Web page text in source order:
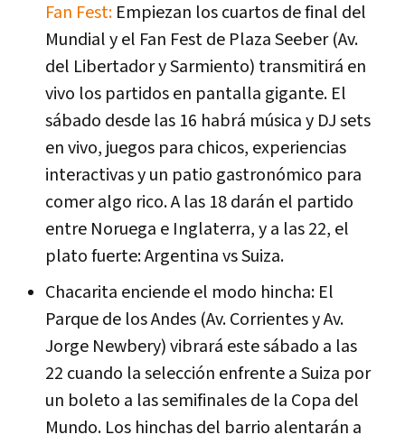
Fan Fest: Empiezan los cuartos de final del
Mundial y el Fan Fest de Plaza Seeber (Av.
del Libertador y Sarmiento) transmitirá en
vivo los partidos en pantalla gigante. El
sábado desde las 16 habrá música y DJ sets
en vivo, juegos para chicos, experiencias
interactivas y un patio gastronómico para
comer algo rico. A las 18 darán el partido
entre Noruega e Inglaterra, y a las 22, el
plato fuerte: Argentina vs Suiza.
Chacarita enciende el modo hincha: El
Parque de los Andes (Av. Corrientes y Av.
Jorge Newbery) vibrará este sábado a las
22 cuando la selección enfrente a Suiza por
un boleto a las semifinales de la Copa del
Mundo. Los hinchas del barrio alentarán a